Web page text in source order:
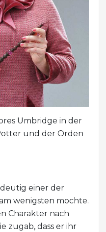
Umbridge in der
und der Orden
einer der
wenigsten mochte.
Charakter nach
zugab, dass er ihr